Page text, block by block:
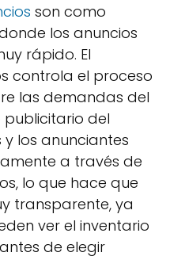
son como
los anuncios
rápido. El
controla el proceso
las demandas del
del
y los anunciantes
a través de
lo que hace que
transparente, ya
ver el inventario
de elegir